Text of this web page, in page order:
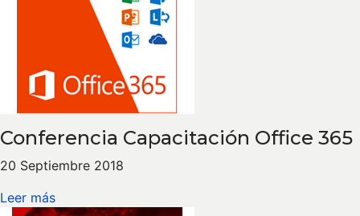
Conferencia Capacitación Office 365
20 Septiembre 2018
Leer más